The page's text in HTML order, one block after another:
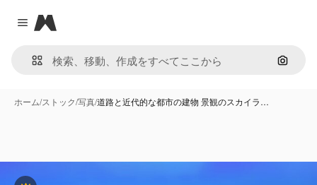
Close menu
Magnific
画像で
ホーム/ストック/写真/道路と近代的な都市の建物 景観のスカイラ…